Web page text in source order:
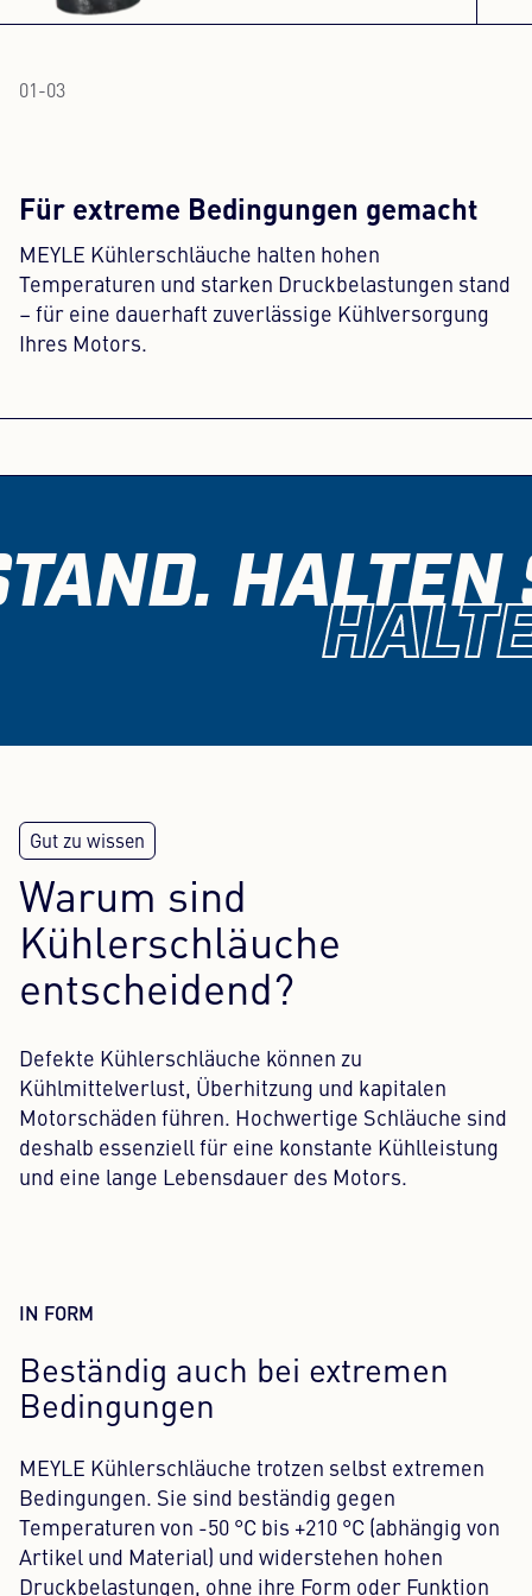
01 -03
Für extreme Bedingungen gemacht
MEYLE Kühlerschläuche halten hohen
Temperaturen und starken Druckbelastungen stand
– für eine dauerhaft zuverlässige Kühlversorgung
Ihres Motors.
Warum sind
Kühlerschläuche
entscheidend?
Defekte Kühlerschläuche können zu
Kühlmittelverlust, Überhitzung und kapitalen
Motorschäden führen. Hochwertige Schläuche sind
deshalb essenziell für eine konstante Kühlleistung
und eine lange Lebensdauer des Motors.
IN FORM
Beständig auch bei extremen
Bedingungen
MEYLE Kühlerschläuche trotzen selbst extremen
Bedingungen. Sie sind beständig gegen
Temperaturen von -50 °C bis +210 °C (abhängig von
Artikel und Material) und widerstehen hohen
Druckbelastungen, ohne ihre Form oder Funktion